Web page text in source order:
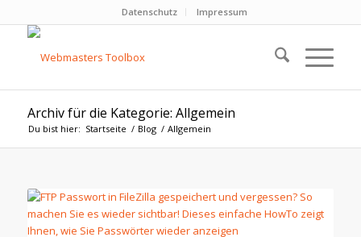
Datenschutz Impressum
Archiv für die Kategorie: Allgemein
Du bist hier: Startseite / Blog / Allgemein